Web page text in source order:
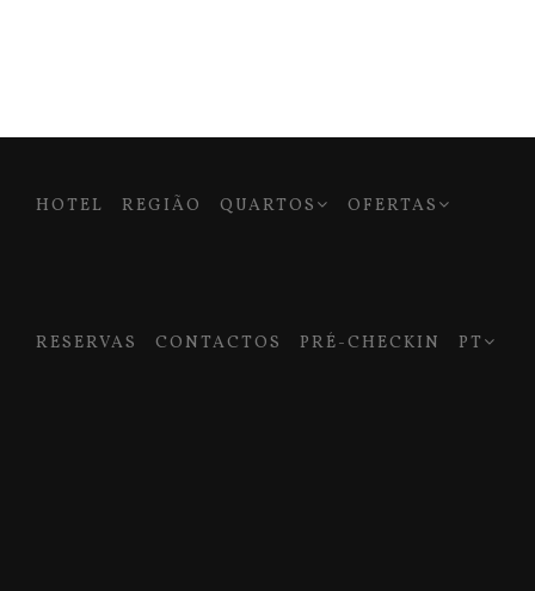
HOTEL REGIÃO QUARTOS OFERTAS
RESERVAS CONTACTOS PRÉ-CHECKIN PT